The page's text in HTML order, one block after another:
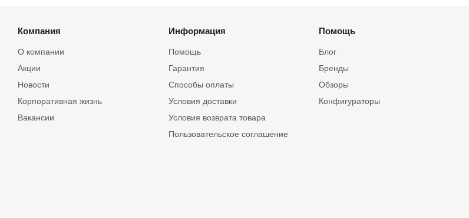
Компания
О компании
Акции
Новости
Корпоративная жизнь
Вакансии
Информация
Помощь
Гарантия
Способы оплаты
Условия доставки
Условия возврата товара
Пользовательское соглашение
Помощь
Блог
Бренды
Обзоры
Конфигураторы